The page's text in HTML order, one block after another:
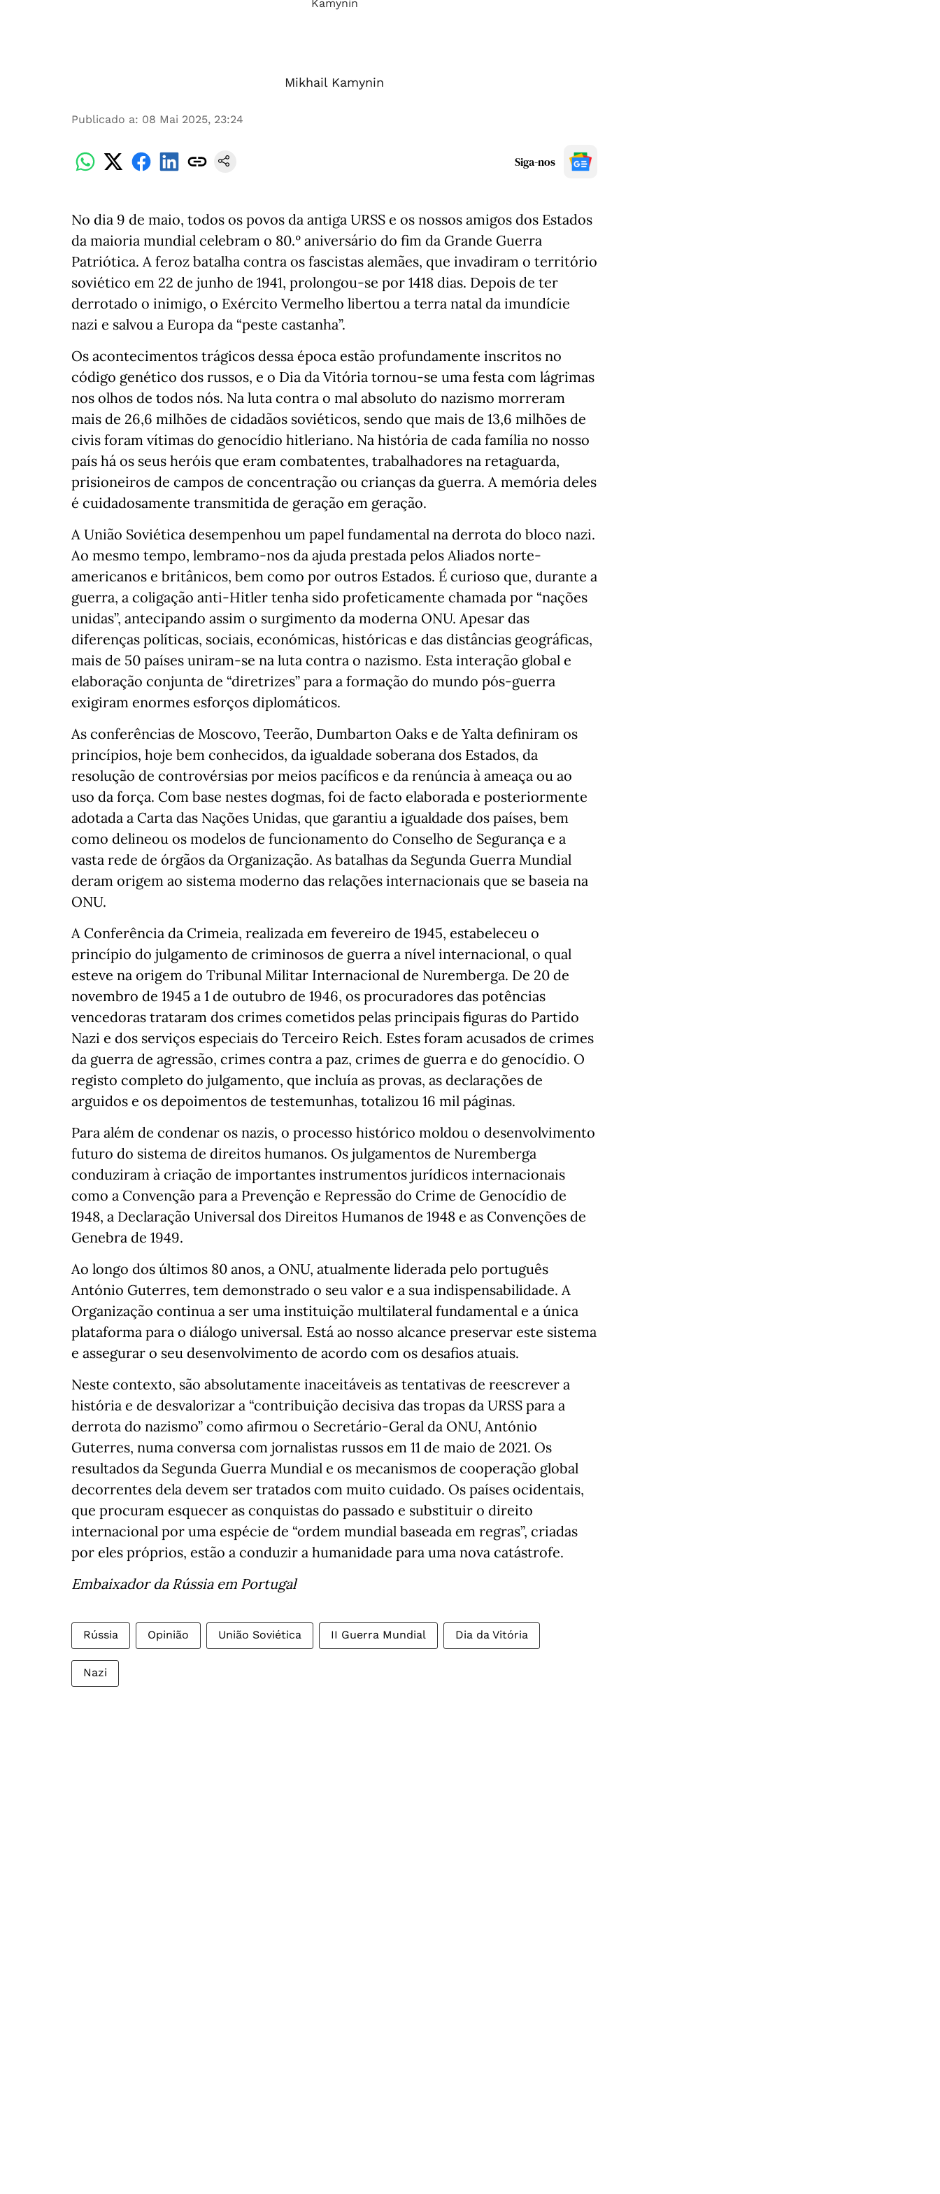
Mikhail Kamynin
Publicado a: 08 Mai 2025, 23:24
Siga-nos
No dia 9 de maio, todos os povos da antiga URSS e os nossos amigos dos Estados
da maioria mundial celebram o 80.º aniversário do fim da Grande Guerra
Patriótica. A feroz batalha contra os fascistas alemães, que invadiram o território
soviético em 22 de junho de 1941, prolongou-se por 1418 dias. Depois de ter
derrotado o inimigo, o Exército Vermelho libertou a terra natal da imundície
nazi e salvou a Europa da “peste castanha”.
Os acontecimentos trágicos dessa época estão profundamente inscritos no
código genético dos russos, e o Dia da Vitória tornou-se uma festa com lágrimas
nos olhos de todos nós. Na luta contra o mal absoluto do nazismo morreram
mais de 26,6 milhões de cidadãos soviéticos, sendo que mais de 13,6 milhões de
civis foram vítimas do genocídio hitleriano. Na história de cada família no nosso
país há os seus heróis que eram combatentes, trabalhadores na retaguarda,
prisioneiros de campos de concentração ou crianças da guerra. A memória deles
é cuidadosamente transmitida de geração em geração.
A União Soviética desempenhou um papel fundamental na derrota do bloco nazi.
Ao mesmo tempo, lembramo-nos da ajuda prestada pelos Aliados norte-
americanos e britânicos, bem como por outros Estados. É curioso que, durante a
guerra, a coligação anti-Hitler tenha sido profeticamente chamada por “nações
unidas”, antecipando assim o surgimento da moderna ONU. Apesar das
diferenças políticas, sociais, económicas, históricas e das distâncias geográficas,
mais de 50 países uniram-se na luta contra o nazismo. Esta interação global e
elaboração conjunta de “diretrizes” para a formação do mundo pós-guerra
exigiram enormes esforços diplomáticos.
As conferências de Moscovo, Teerão, Dumbarton Oaks e de Yalta definiram os
princípios, hoje bem conhecidos, da igualdade soberana dos Estados, da
resolução de controvérsias por meios pacíficos e da renúncia à ameaça ou ao
uso da força. Com base nestes dogmas, foi de facto elaborada e posteriormente
adotada a Carta das Nações Unidas, que garantiu a igualdade dos países, bem
como delineou os modelos de funcionamento do Conselho de Segurança e a
vasta rede de órgãos da Organização. As batalhas da Segunda Guerra Mundial
deram origem ao sistema moderno das relações internacionais que se baseia na
ONU.
A Conferência da Crimeia, realizada em fevereiro de 1945, estabeleceu o
princípio do julgamento de criminosos de guerra a nível internacional, o qual
esteve na origem do Tribunal Militar Internacional de Nuremberga. De 20 de
novembro de 1945 a 1 de outubro de 1946, os procuradores das potências
vencedoras trataram dos crimes cometidos pelas principais figuras do Partido
Nazi e dos serviços especiais do Terceiro Reich. Estes foram acusados de crimes
da guerra de agressão, crimes contra a paz, crimes de guerra e do genocídio. O
registo completo do julgamento, que incluía as provas, as declarações de
arguidos e os depoimentos de testemunhas, totalizou 16 mil páginas.
Para além de condenar os nazis, o processo histórico moldou o desenvolvimento
futuro do sistema de direitos humanos. Os julgamentos de Nuremberga
conduziram à criação de importantes instrumentos jurídicos internacionais
como a Convenção para a Prevenção e Repressão do Crime de Genocídio de
1948, a Declaração Universal dos Direitos Humanos de 1948 e as Convenções de
Genebra de 1949.
Ao longo dos últimos 80 anos, a ONU, atualmente liderada pelo português
António Guterres, tem demonstrado o seu valor e a sua indispensabilidade. A
Organização continua a ser uma instituição multilateral fundamental e a única
plataforma para o diálogo universal. Está ao nosso alcance preservar este sistema
e assegurar o seu desenvolvimento de acordo com os desafios atuais.
Neste contexto, são absolutamente inaceitáveis as tentativas de reescrever a
história e de desvalorizar a “contribuição decisiva das tropas da URSS para a
derrota do nazismo” como afirmou o Secretário-Geral da ONU, António
Guterres, numa conversa com jornalistas russos em 11 de maio de 2021. Os
resultados da Segunda Guerra Mundial e os mecanismos de cooperação global
decorrentes dela devem ser tratados com muito cuidado. Os países ocidentais,
que procuram esquecer as conquistas do passado e substituir o direito
internacional por uma espécie de “ordem mundial baseada em regras”, criadas
por eles próprios, estão a conduzir a humanidade para uma nova catástrofe.
Embaixador da Rússia em Portugal
Rússia Opinião União Soviética II Guerra Mundial Dia da Vitória
Nazi